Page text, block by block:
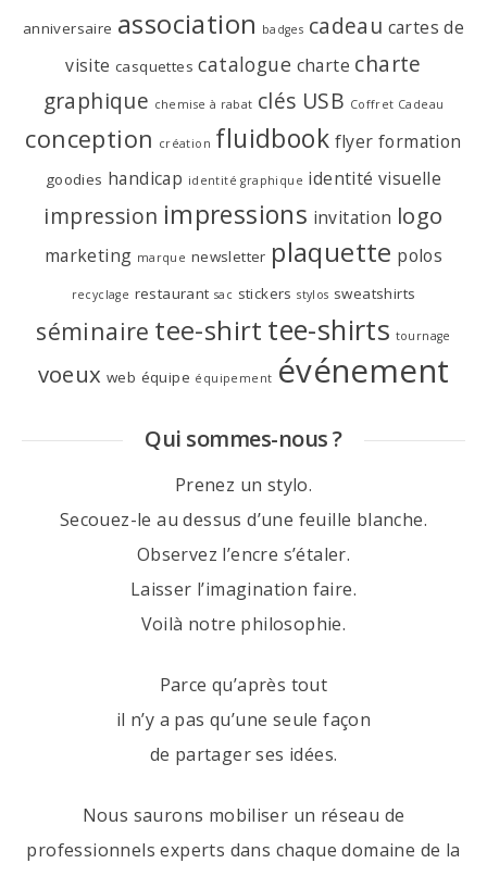
anniversaire association badges cadeau cartes de
visite casquettes catalogue charte charte
graphique chemise à rabat clés USB Coffret Cadeau
conception création fluidbook flyer formation
goodies handicap identité graphique identité visuelle
impression impressions invitation logo
marketing marque newsletter plaquette polos
recyclage restaurant sac stickers stylos sweatshirts
séminaire tee-shirt tee-shirts tournage
voeux web équipe équipement événement
Qui sommes-nous ?
Prenez un stylo.
Secouez-le au dessus d’une feuille blanche.
Observez l’encre s’étaler.
Laisser l’imagination faire.
Voilà notre philosophie.
Parce qu’après tout
il n’y a pas qu’une seule façon
de partager ses idées.
Nous saurons mobiliser un réseau de
professionnels experts dans chaque domaine de la